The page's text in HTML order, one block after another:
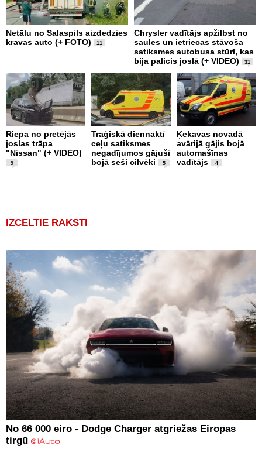
Netālu no Salaspils aizdedzies
kravas auto (+ FOTO)
11
Chrysler vadītājs apžilbst no
saules un ietriecas stāvoša
satiksmes autobusa stūrī, kas
bija palicis joslā (+ VIDEO)
31
Riepa no pretējās
joslas trāpa
"Nissan" (+ VIDEO)
9
Traģiskā diennaktī
ceļu satiksmes
negadījumos gājuši
bojā seši cilvēki
5
Ķekavas novadā
avārijā gājis bojā
automašīnas
vadītājs
4
IZCELTIE RAKSTI
No 66 000 eiro - Dodge Charger atgriežas Eiropas
tirgū